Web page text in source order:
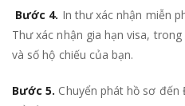
Bước 4. In thư xác nhận miễn
Thư xác nhận gia hạn visa,
và số hộ chiếu của bạn.
Bước 5. Chuyển phát hồ sơ